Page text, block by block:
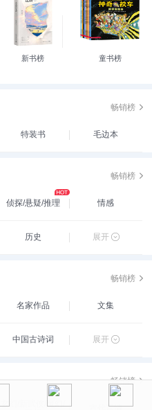
新书榜 童书榜
畅销榜
特装书 毛边本
畅销榜
侦探/悬疑/推理 情感
历史 展开
畅销榜
名家作品 文集
中国古诗词 展开
畅销榜
玄幻/新武侠/魔幻/